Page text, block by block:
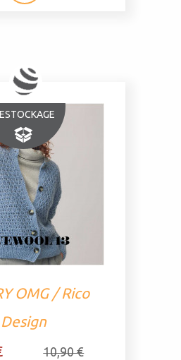
OMG / Rico
Design
10,90 €